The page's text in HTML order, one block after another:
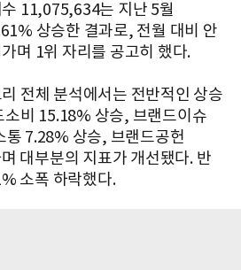
11,075,634는 지난 5월
상승한 결과로, 전월 대비 안
며 1위 자리를 공고히 했다.
전체 분석에서는 전반적인 상승
소비 15.18% 상승, 브랜드이슈
7.28% 상승, 브랜드공헌
대부분의 지표가 개선됐다. 반
소폭 하락했다.